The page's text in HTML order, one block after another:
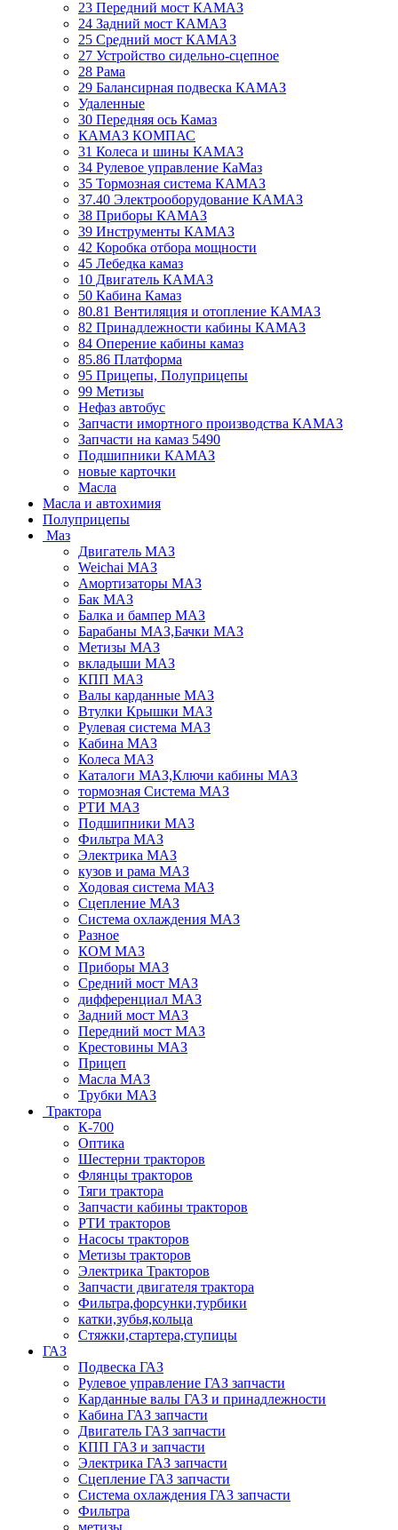
23 Передний мост КАМАЗ
24 Задний мост КАМАЗ
25 Средний мост КАМАЗ
27 Устройство сидельно-сцепное
28 Рама
29 Балансирная подвеска КАМАЗ
Удаленные
30 Передняя ось Камаз
КАМАЗ КОМПАС
31 Колеса и шины КАМАЗ
34 Рулевое управление КаМаз
35 Тормозная система КАМАЗ
37.40 Электрооборудование КАМАЗ
38 Приборы КАМАЗ
39 Инструменты КАМАЗ
42 Коробка отбора мощности
45 Лебедка камаз
10 Двигатель КАМАЗ
50 Кабина Камаз
80.81 Вентиляция и отопление КАМАЗ
82 Принадлежности кабины КАМАЗ
84 Оперение кабины камаз
85.86 Платформа
95 Прицепы, Полуприцепы
99 Метизы
Нефаз автобус
Запчасти имортного производства КАМАЗ
Запчасти на камаз 5490
Подшипники КАМАЗ
новые карточки
Масла
Масла и автохимия
Полуприцепы
Маз
Двигатель МАЗ
Weichai МАЗ
Амортизаторы МАЗ
Бак МАЗ
Балка и бампер МАЗ
Барабаны МАЗ,Бачки МАЗ
Метизы МАЗ
вкладыши МАЗ
КПП МАЗ
Валы карданные МАЗ
Втулки Крышки МАЗ
Рулевая система МАЗ
Кабина МАЗ
Колеса МАЗ
Каталоги МАЗ,Ключи кабины МАЗ
тормозная Система МАЗ
РТИ МАЗ
Подшипники МАЗ
Фильтра МАЗ
Электрика МАЗ
кузов и рама МАЗ
Ходовая система МАЗ
Сцепление МАЗ
Система охлаждения МАЗ
Разное
КОМ МАЗ
Приборы МАЗ
Средний мост МАЗ
дифференциал МАЗ
Задний мост МАЗ
Передний мост МАЗ
Крестовины МАЗ
Прицеп
Масла МАЗ
Трубки МАЗ
Трактора
К-700
Оптика
Шестерни тракторов
Флянцы тракторов
Тяги трактора
Запчасти кабины тракторов
РТИ тракторов
Насосы тракторов
Метизы тракторов
Электрика Тракторов
Запчасти двигателя трактора
Фильтра,форсунки,турбики
катки,зубья,кольца
Стяжки,стартера,ступицы
ГАЗ
Подвеска ГАЗ
Рулевое управление ГАЗ запчасти
Карданные валы ГАЗ и принадлежности
Кабина ГАЗ запчасти
Двигатель ГАЗ запчасти
КПП ГАЗ и запчасти
Электрика ГАЗ запчасти
Сцепление ГАЗ запчасти
Система охлаждения ГАЗ запчасти
Фильтра
метизы